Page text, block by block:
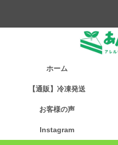
ホーム
【通販】冷凍発送
お客様の声
Instagram